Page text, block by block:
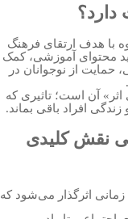
دارد؟
با هدف ارتقای فرهنگ
محتوای آموزشی، کمک
حمایت از نوجوانان در
اثر» آن است؛ تاثیری که
افراد باقی بماند.
نقش کلیدی
زمانی اثرگذار می‌شود که